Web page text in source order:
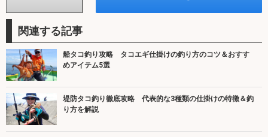
関連する記事
船タコ釣り攻略 タコエギ仕掛けの釣り方のコツ＆おすす
めアイテム5選
堤防タコ釣り徹底攻略 代表的な3種類の仕掛けの特徴＆釣
り方を解説